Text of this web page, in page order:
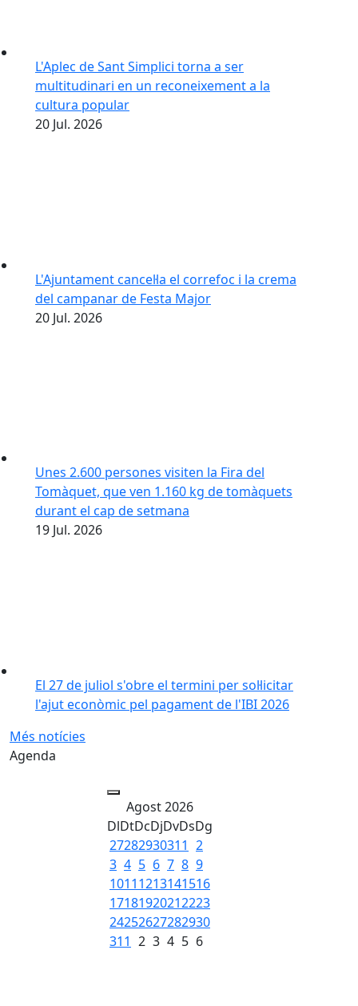
L'Aplec de Sant Simplici torna a ser
multitudinari en un reconeixement a la
cultura popular
L'Ajuntament cancel·la el correfoc i la crema
del campanar de Festa Major
20 Jul. 2026
Unes 2.600 persones visiten la Fira del
Tomàquet, que ven 1.160 kg de tomàquets
durant el cap de setmana
20 Jul. 2026
El 27 de juliol s'obre el termini per sol·licitar
l'ajut econòmic pel pagament de l'IBI 2026
19 Jul. 2026
Més notícies
Agenda
Agost 2026
DlDtDcDjDvDsDg
27282930311 2
3 4 5 6 7 8 9
10111213141516
17181920212223
24252627282930
311 2 3 4 5 6